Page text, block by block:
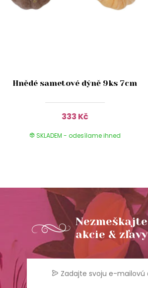
Hnědé sametové dýně 9ks 7cm
333 Kč
SKLADEM - odesílame ihned
Nezmeškajte
akcie & zľavy